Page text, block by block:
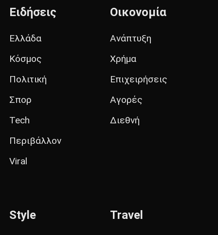
Ειδήσεις
Ελλάδα
Κόσμος
Πολιτική
Σπορ
Tech
Περιβάλλον
Viral
Οικονομία
Ανάπτυξη
Χρήμα
Επιχειρήσεις
Αγορές
Διεθνή
Style Travel